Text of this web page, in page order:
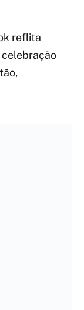
reflita
celebração